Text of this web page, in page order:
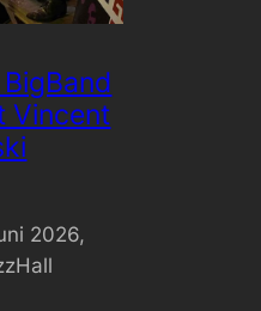
Vincent
2026,